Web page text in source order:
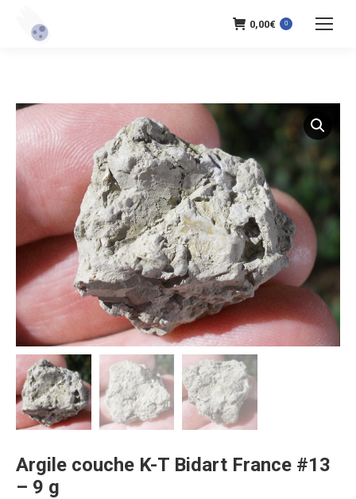
0,00€ 0
Argile couche K-T Bidart France #13
– 9 g